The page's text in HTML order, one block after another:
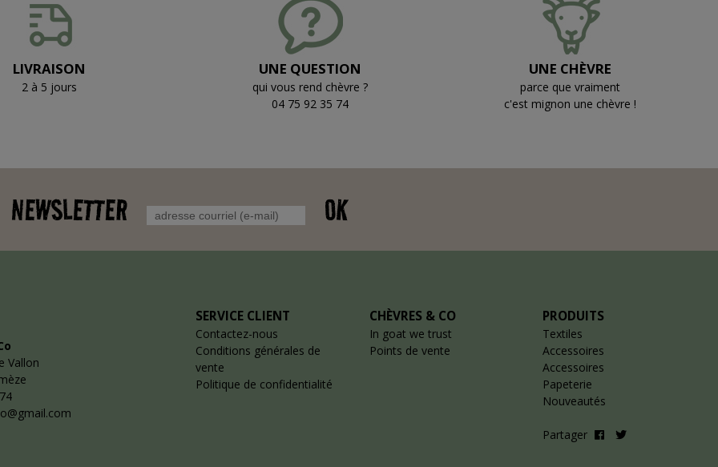
LIVRAISON
2 à 5 jours
UNE QUESTION
qui vous rend chèvre ?
04 75 92 35 74
UNE CHÈVRE
parce que vraiment
c'est mignon une chèvre !
NEWSLETTER OK
Vallon
SERVICE CLIENT
Contactez-nous
Conditions générales de
vente
Politique de confidentialité
CHÈVRES & CO
In goat we trust
Points de vente
PRODUITS
Textiles
Accessoires
Accessoires
Papeterie
Nouveautés
Partager